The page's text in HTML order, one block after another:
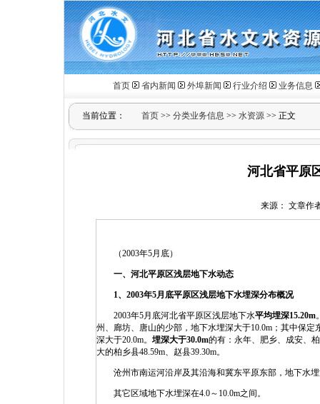
首页 省内新闻 外埠新闻 行业介绍 业务信息
当前位置： 首页 >> 分类业务信息 >> 水资源 >> 正文
河北省平原
来源： 文章作
（2003年5月底）
一、河北平原区浅层地下水动态
1、 2003年5月底平原区浅层地下水埋深分布概况
2003年5月底河北省平原区浅层地下水平均埋深15.20m
州、廊坊、唐山的少部，地下水埋深大于10.0m；其中保
深大于20.0m。 埋深大于30.0m的有：永年、肥乡、成安、
大的柏乡县48.59m、赵县39.30m。
沧州市南运河沿岸及其沿海和冀东平原东部，地下水埋
其它区域地下水埋深在4.0～10.0m之间。